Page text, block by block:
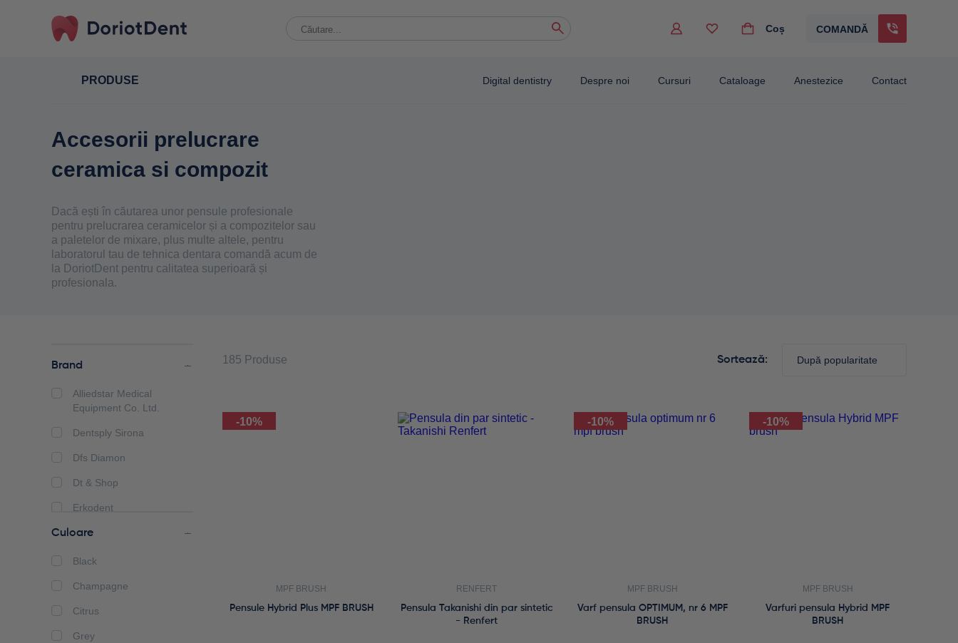
Caută
după:When autocomplete results are available use up and down arrows to review and enter to go to the desired page. Touch device users, explore by touch or with swipe
Coș COMANDĂ
PRODUSE Digital dentistry Despre noi Cursuri Cataloage Anestezice Contact
Accesorii prelucrare
ceramica si compozit
Dacă ești în căutarea unor pensule profesionale
pentru prelucrarea ceramicelor și a compozitelor sau
a paletelor de mixare, plus multe altele, pentru
laboratorul tau de tehnica dentara comandă acum de
la DoriotDent pentru calitatea superioară și
profesionala.
Brand
Alliedstar Medical
Equipment Co. Ltd.
Dentsply Sirona
Dfs Diamon
Dt & Shop
Erkodent
Hp Dent
Mpf Brush
Renfert
Whitepeaks Dental
Culoare
Black
Champagne
Citrus
Grey
185 Produse Sortează:
-10%
MPF BRUSH
Pensule Hybrid Plus MPF BRUSH
RENFERT
Pensula Takanishi din par sintetic
- Renfert
-10%
MPF BRUSH
Varf pensula OPTIMUM, nr 6 MPF
BRUSH
-10%
MPF BRUSH
Varfuri pensula Hybrid MPF
BRUSH